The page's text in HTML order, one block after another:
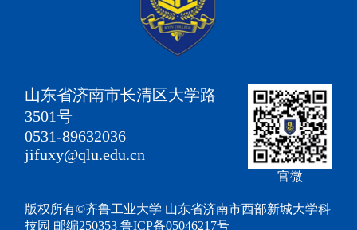
山东省济南市长清区大学路
3501号
0531-89632036
jifuxy@qlu.edu.cn
官微
版权所有©齐鲁工业大学 山东省济南市西部新城大学科
技园 邮编250353 鲁ICP备05046217号